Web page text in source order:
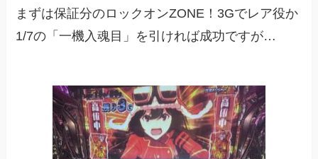
まずは保証分のロックオンZONE！3Gでレア役か
1/7の「一機入魂目」を引ければ成功ですが…